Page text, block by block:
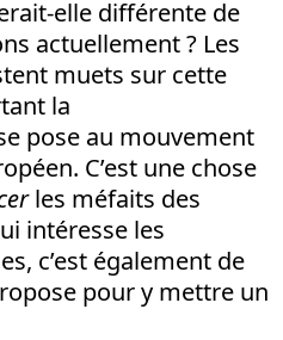
elle différente de
actuellement ? Les
muets sur cette
la
pose au mouvement
C’est une chose
les méfaits des
intéresse les
c’est également de
pour y mettre un